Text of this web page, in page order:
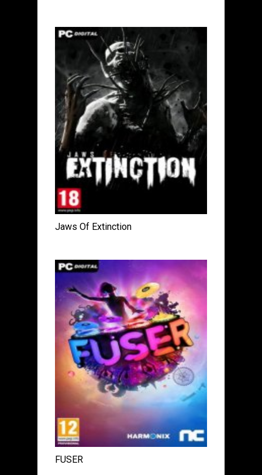
Jaws Of Extinction
FUSER